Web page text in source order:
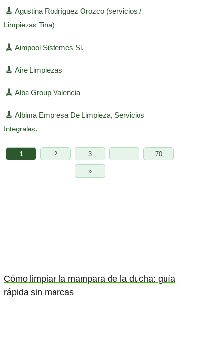
🧹 Agustina Rodríguez Orozco (servicios /
Limpiezas Tina)
🧹 Aimpool Sistemes Sl.
🧹 Aire Limpiezas
🧹 Alba Group Valencia
🧹 Albima Empresa De Limpieza, Servicios
Integrales.
1 2 3 … 70
»
Cómo limpiar la mampara de la ducha: guía
rápida sin marcas